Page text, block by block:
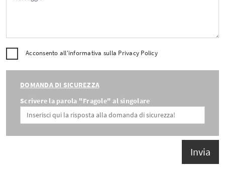
Acconsento all'informativa sulla Privacy Policy
DOMANDA DI SICUREZZA
Scrivere la parola "Fragole" al singolare
Invia